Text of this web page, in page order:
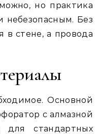
но практика
небезопасным. Без
в стене, а провода
Основной
с алмазной
для стандартных